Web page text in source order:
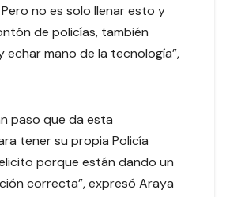
no es solo llenar esto y
de policías, también
echar mano de la tecnología”,
paso que da esta
tener su propia Policía
porque están dando un
correcta”, expresó Araya